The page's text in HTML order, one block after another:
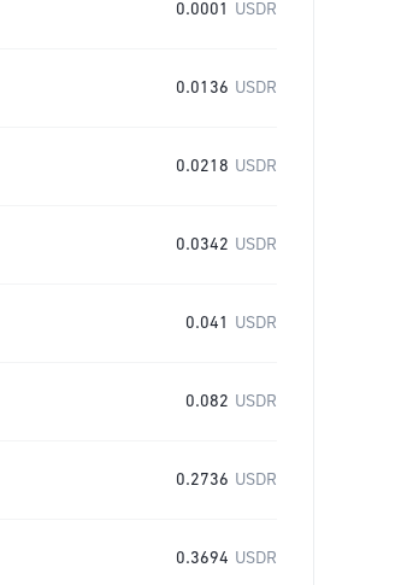
0.0001 USDR
0.0136 USDR
0.0218 USDR
0.0342 USDR
0.041 USDR
0.082 USDR
0.2736 USDR
0.3694 USDR